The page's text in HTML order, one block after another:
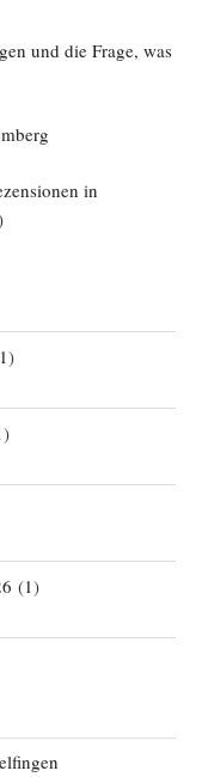
und die Frage, was
in
)
)
(1)